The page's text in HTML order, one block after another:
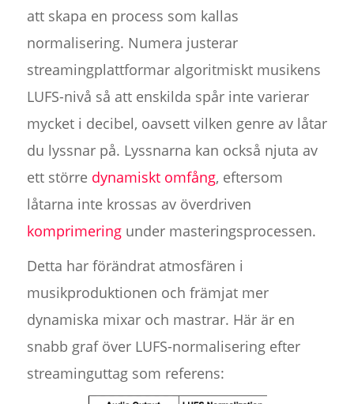
att skapa en process som kallas
normalisering. Numera justerar
streamingplattformar algoritmiskt musikens
LUFS-nivå så att enskilda spår inte varierar
mycket i decibel, oavsett vilken genre av låtar
du lyssnar på. Lyssnarna kan också njuta av
ett större dynamiskt omfång, eftersom
låtarna inte krossas av överdriven
komprimeringunder masteringsprocessen.
Detta har förändrat atmosfären i
musikproduktionen och främjat mer
dynamiska mixar och mastrar. Här är en
snabb graf över LUFS-normalisering efter
streaminguttag som referens: